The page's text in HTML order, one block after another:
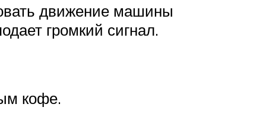
движение машины
громкий сигнал.
кофе.